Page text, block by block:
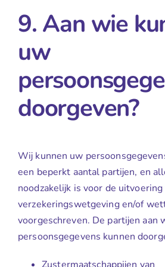
9. Aan wie
uw
doorgeven?
Wij kunnen uw
een beperkt aantal partijen, en
noodzakelijk is voor de
verzekeringswetgeving en/of
voorgeschreven. De partijen aan
persoonsgegevens kunnen